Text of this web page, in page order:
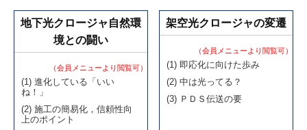
地下光クロージャ自然環
境との闘い
（会員メニューより閲覧可）
(1) 進化している「いい
ね！」
(2) 施工の簡易化，信頼性向
上のポイント
架空光クロージャの変遷
（会員メニューより閲覧可）
(1) 即応化に向けた歩み
(2) 中は光ってる？
(3) ＰＤＳ伝送の要